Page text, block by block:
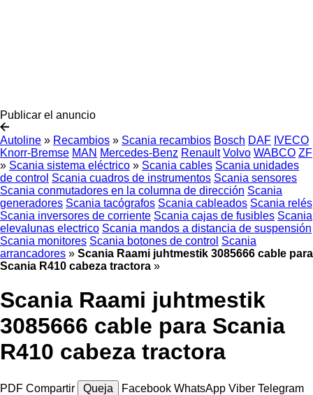
Publicar el anuncio
Autoline » Recambios » Scania recambios Bosch DAF IVECO
Knorr-Bremse MAN Mercedes-Benz Renault Volvo WABCO ZF
» Scania sistema eléctrico » Scania cables Scania unidades
de control Scania cuadros de instrumentos Scania sensores
Scania conmutadores en la columna de dirección Scania
generadores Scania tacógrafos Scania cableados Scania relés
Scania inversores de corriente Scania cajas de fusibles Scania
elevalunas electrico Scania mandos a distancia de suspensión
Scania monitores Scania botones de control Scania
arrancadores » Scania Raami juhtmestik 3085666 cable para
Scania R410 cabeza tractora »
Scania Raami juhtmestik
3085666 cable para Scania
R410 cabeza tractora
PDF Compartir Queja Facebook WhatsApp Viber Telegram